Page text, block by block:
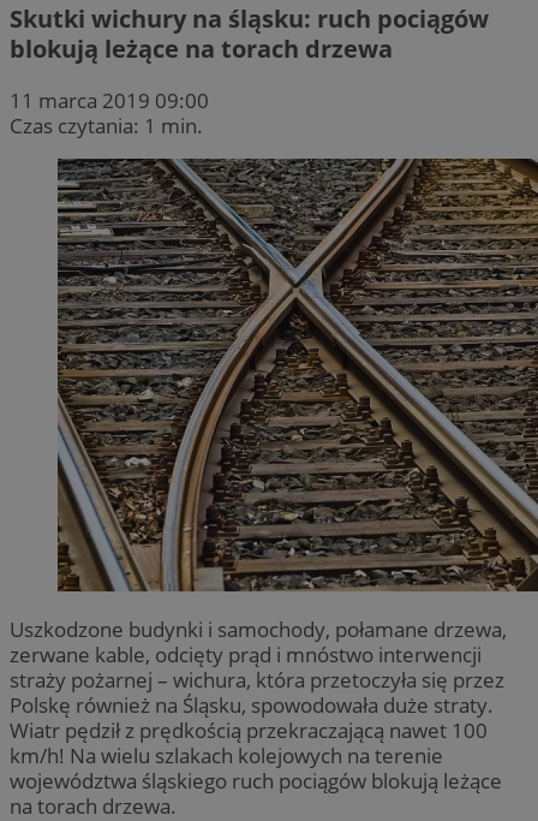
Skutki wichury na śląsku: ruch pociągów
blokują leżące na torach drzewa
11 marca 2019 09:00
Czas czytania: 1 min.
Uszkodzone budynki i samochody, połamane drzewa,
zerwane kable, odcięty prąd i mnóstwo interwencji
straży pożarnej – wichura, która przetoczyła się przez
Polskę również na Śląsku, spowodowała duże straty.
Wiatr pędził z prędkością przekraczającą nawet 100
km/h! Na wielu szlakach kolejowych na terenie
województwa śląskiego ruch pociągów blokują leżące
na torach drzewa.